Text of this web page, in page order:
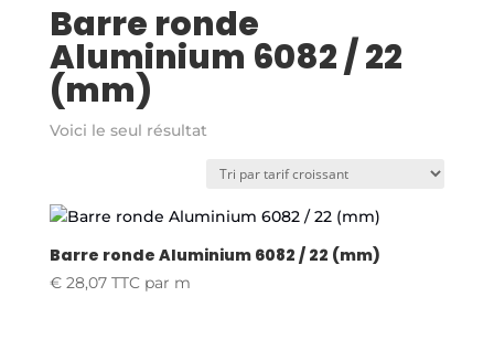
Barre ronde
Aluminium 6082 / 22
(mm)
Voici le seul résultat
Barre ronde Aluminium 6082 / 22 (mm)
€28,07 TTCpar m